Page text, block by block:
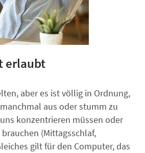
erlaubt
aber es ist völlig in Ordnung,
aus oder stumm zu
konzentrieren müssen oder
(Mittagsschlaf,
gilt für den Computer, das